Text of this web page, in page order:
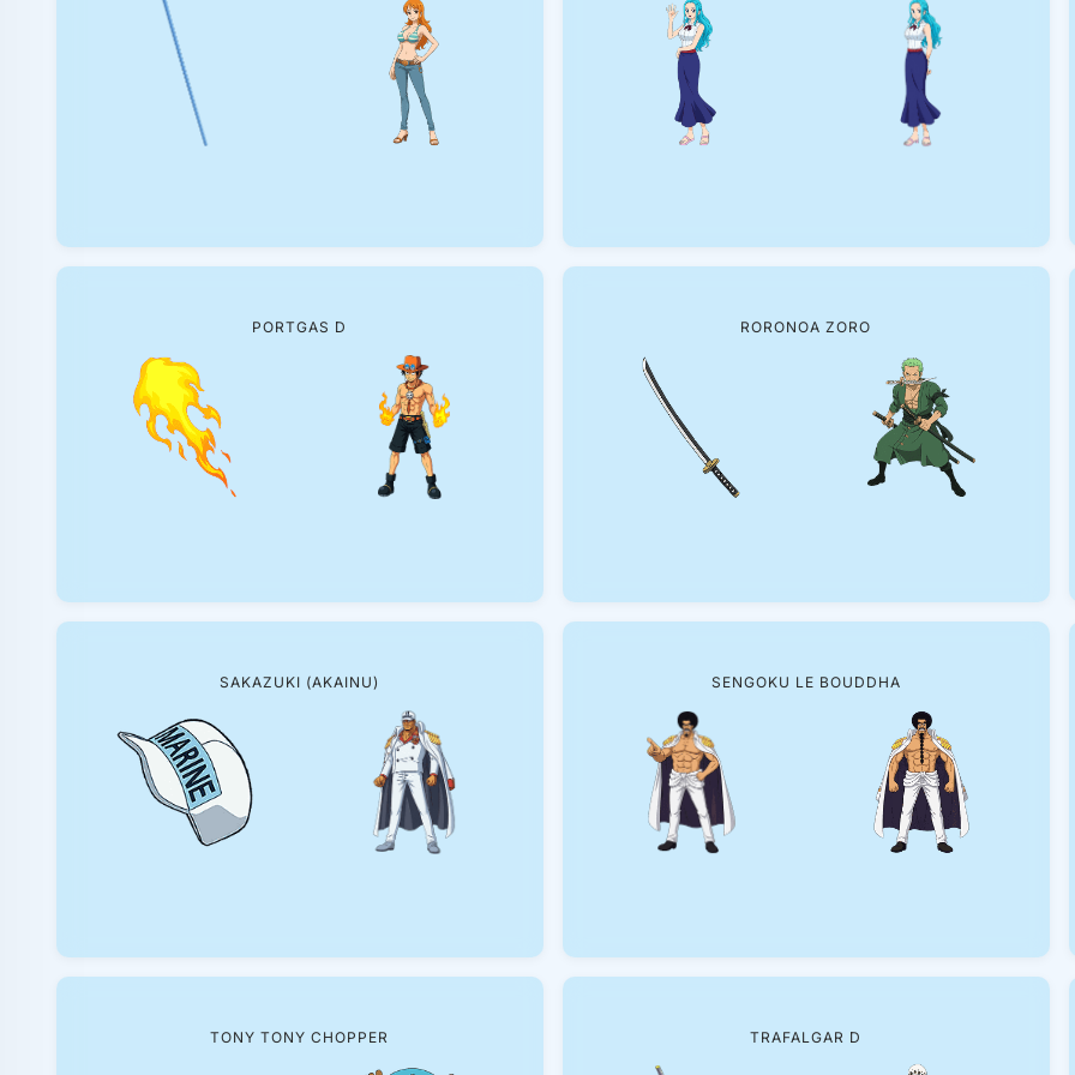
PORTGAS D RORONOA ZORO
SAKAZUKI (AKAINU) SENGOKU LE BOUDDHA
TONY TONY CHOPPER TRAFALGAR D